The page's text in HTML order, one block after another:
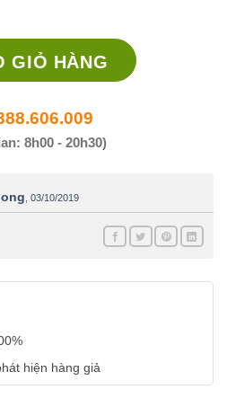
GIỎ HÀNG
8h00 - 20h30)
03/10/2019
hiện hàng giả